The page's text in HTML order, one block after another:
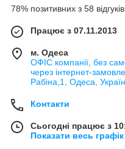
78% позитивних з 58 відгуків
Працює з 07.11.2013
м. Одеса
ОФІС компанії, без
через інтернет-
Рабіна,1, Одеса,
Контакти
Сьогодні працює з
Показати весь